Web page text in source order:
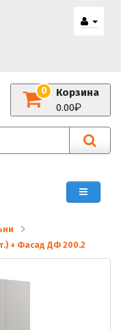
Корзина
0
0.00
+ Фасад ДФ 200.2